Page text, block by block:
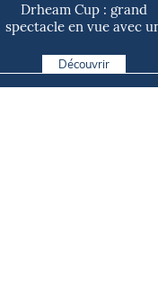
Drheam Cup : grand
spectacle en vue avec
11h
Découvrir